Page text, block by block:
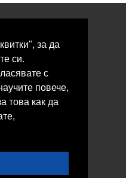
за да
си.
с
повече,
това как да
запазени